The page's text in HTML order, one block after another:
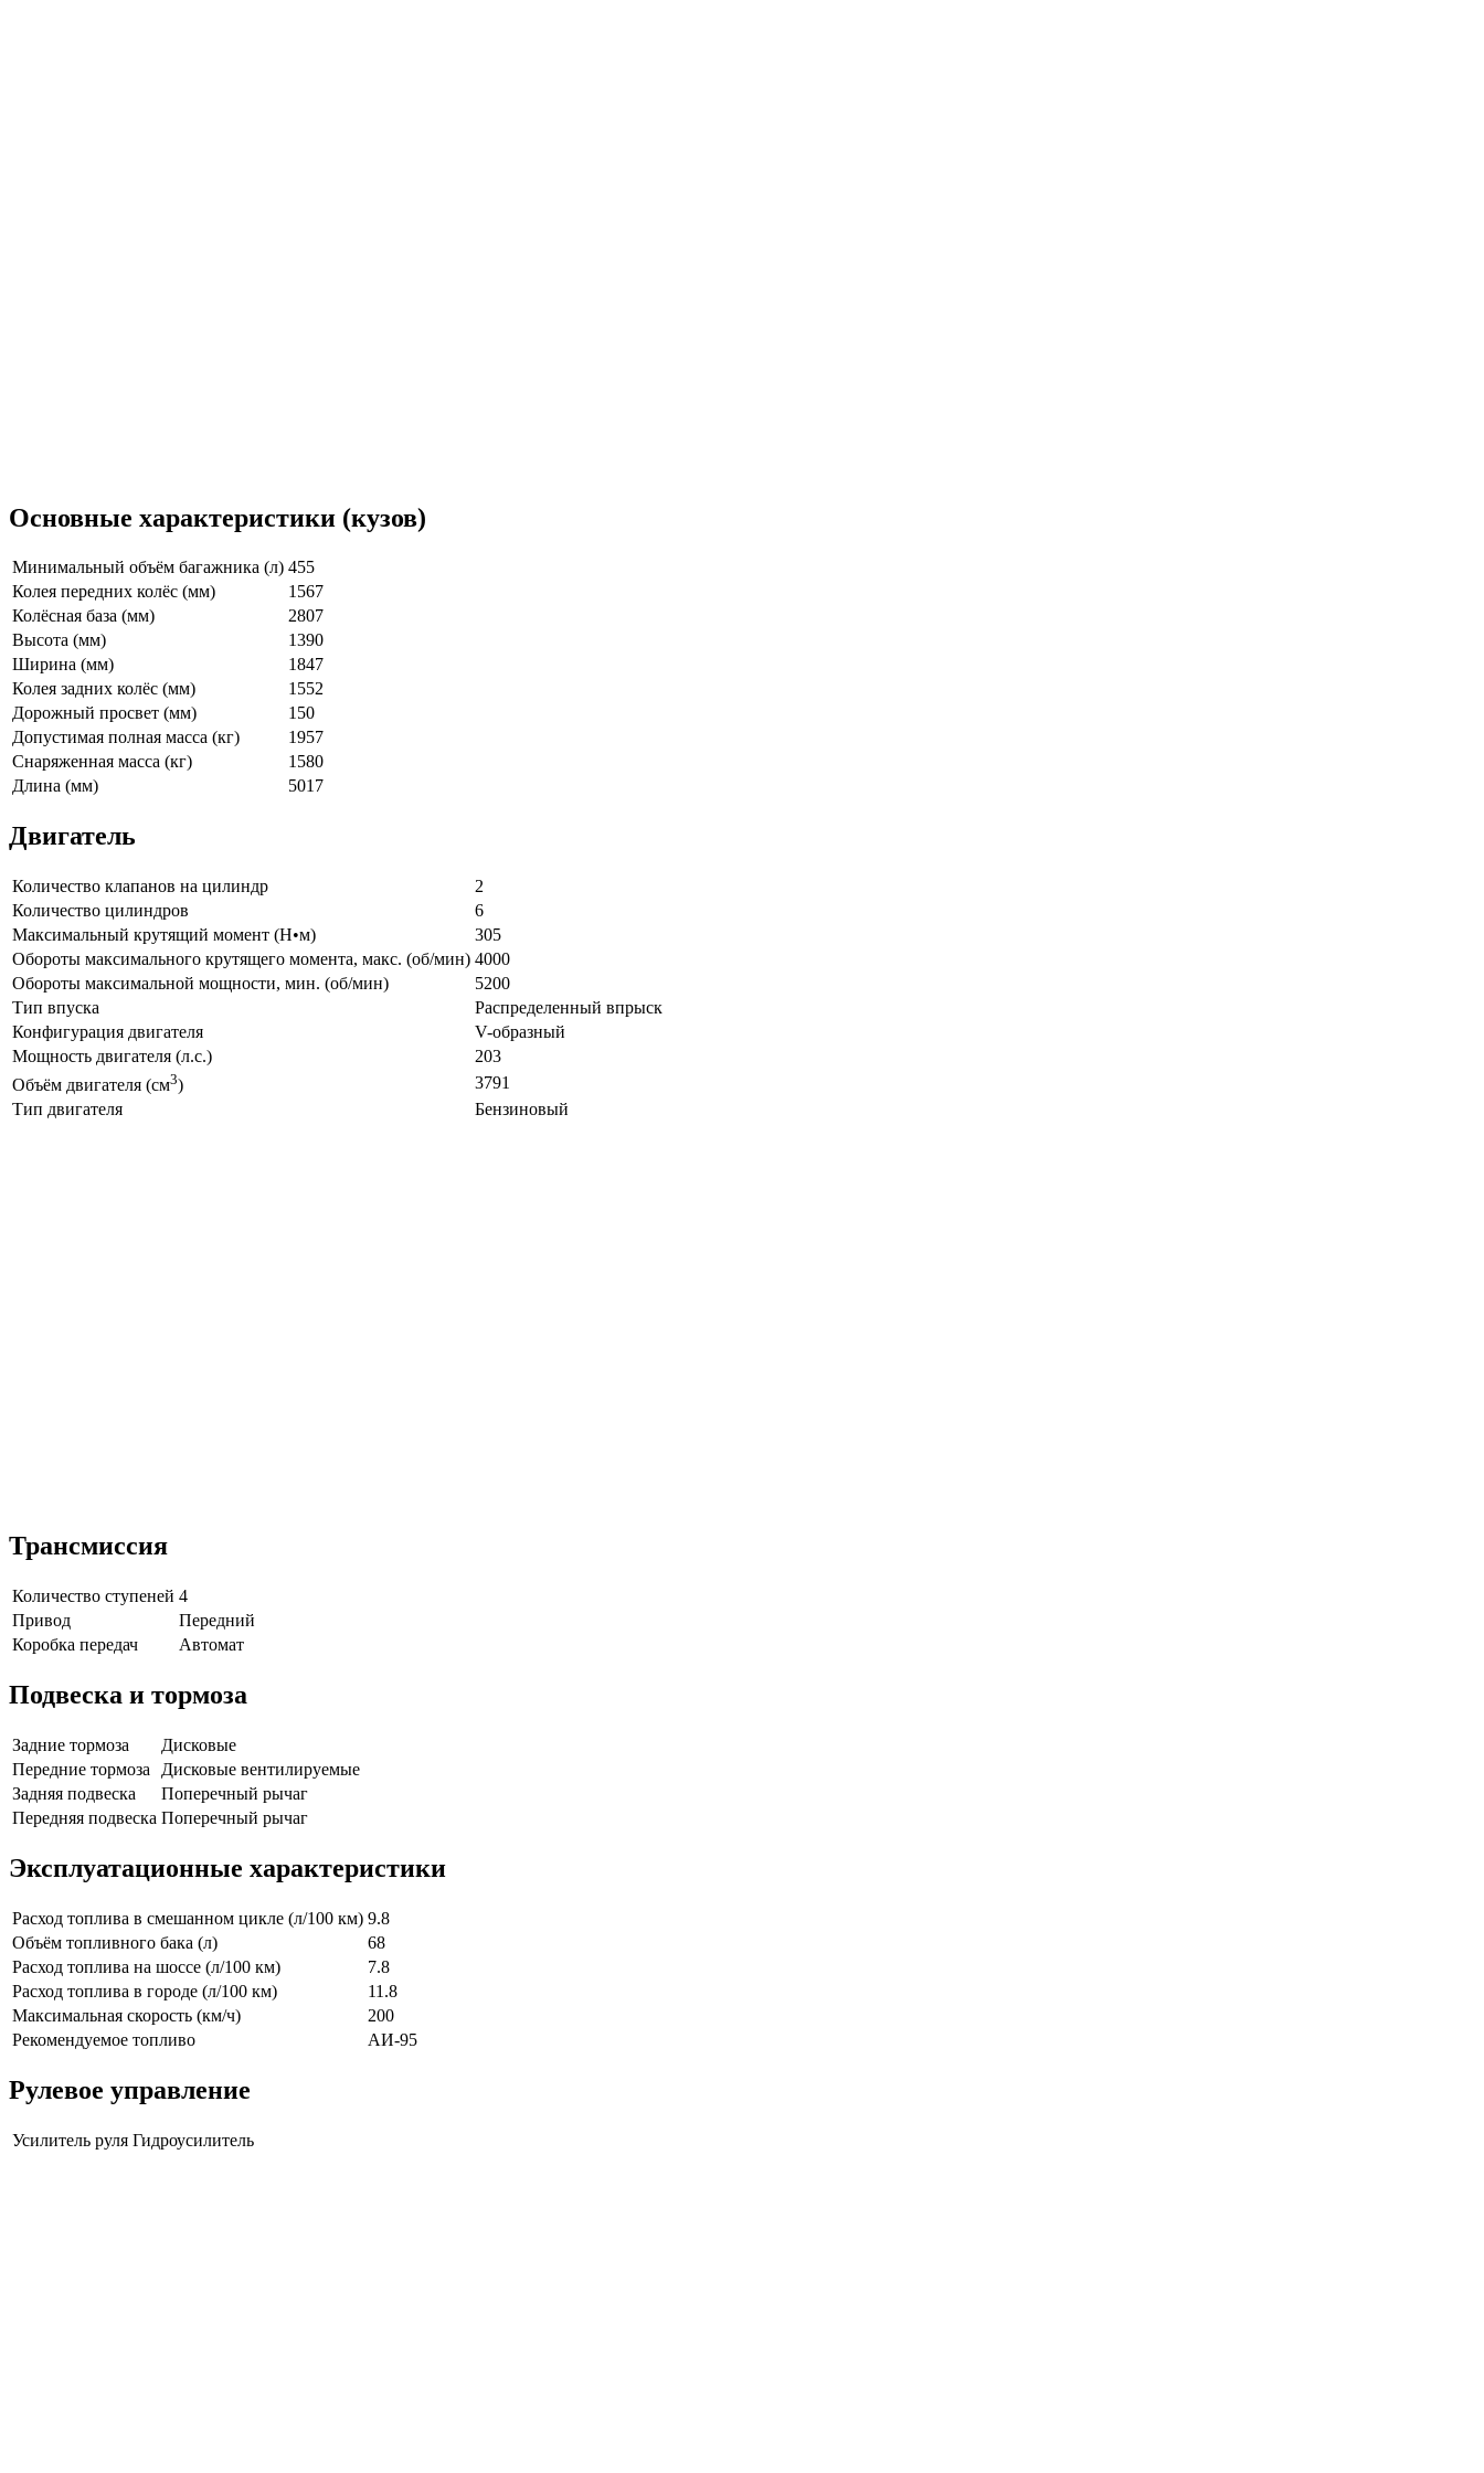
Основные характеристики (кузов)
Минимальный объём багажника (л) 455
Колея передних колёс (мм)
1567
Колёсная база (мм)
2807
Высота (мм)
1390
Ширина (мм)
1847
Колея задних колёс (мм)
1552
Дорожный просвет (мм)
150
Допустимая полная масса (кг)
1957
Снаряженная масса (кг)
1580
Длина (мм)
5017
Двигатель
Количество клапанов на цилиндр
2
Количество цилиндров
6
Максимальный крутящий момент (Н•м)
305
Обороты максимального крутящего момента, макс. (об/мин) 4000
Обороты максимальной мощности, мин. (об/мин)
5200
Тип впуска
Распределенный впрыск
Конфигурация двигателя
V-образный
Мощность двигателя (л.с.)
203
Объём двигателя (см3)
3791
Тип двигателя
Бензиновый
Трансмиссия
Количество ступеней 4
Привод
Передний
Коробка передач
Автомат
Подвеска и тормоза
Задние тормоза
Дисковые
Передние тормоза
Дисковые вентилируемые
Задняя подвеска
Поперечный рычаг
Передняя подвеска Поперечный рычаг
Эксплуатационные характеристики
Расход топлива в смешанном цикле (л/100 км) 9.8
Объём топливного бака (л)
68
Расход топлива на шоссе (л/100 км)
7.8
Расход топлива в городе (л/100 км)
11.8
Максимальная скорость (км/ч)
200
Рекомендуемое топливо
АИ-95
Рулевое управление
Усилитель руля Гидроусилитель